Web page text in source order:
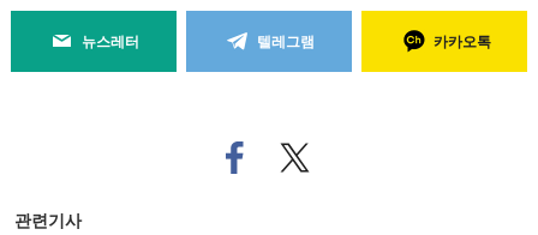
뉴스레터 텔레그램 카카오톡
페
이
트위
터로
관련기사